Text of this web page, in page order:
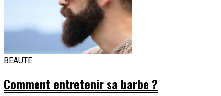
BEAUTE
Comment entretenir sa barbe ?